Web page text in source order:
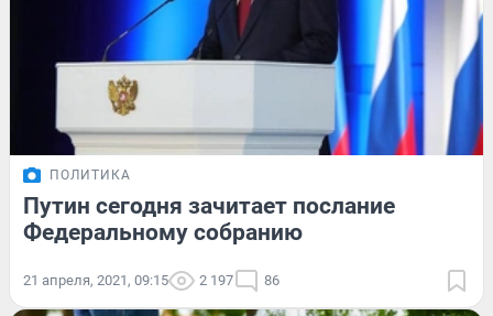
ПОЛИТИКА
Путин сегодня зачитает послание
Федеральному собранию
21 апреля, 2021, 09:15 2 197 86